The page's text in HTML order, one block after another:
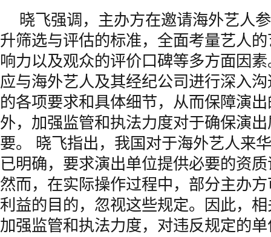
晓飞强调，主办方在邀请海外艺人
升筛选与评估的标准，全面考量艺人
响力以及观众的评价口碑等多方面因
应与海外艺人及其经纪公司进行深入
的各项要求和具体细节，从而保障演
外，加强监管和执法力度对于确保演
要。 晓飞指出，我国对于海外艺人来
已明确，要求演出单位提供必要的资
然而，在实际操作过程中，部分主办
利益的目的，忽视这些规定。因此，
加强监管和执法力度，对违反规定的